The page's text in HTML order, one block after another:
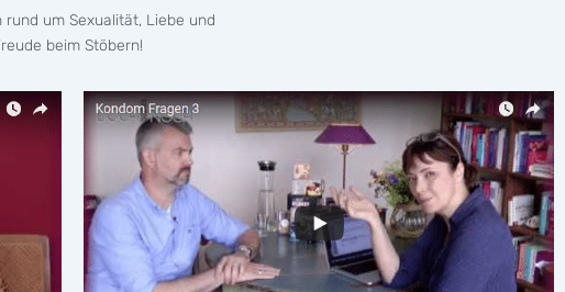
um Sexualität, Liebe und
beim Stöbern!